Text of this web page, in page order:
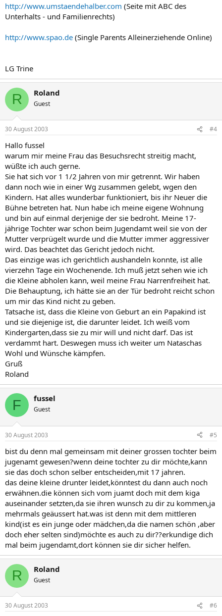
http://www.umstaendehalber.com (Seite mit ABC des
Unterhalts - und Familienrechts)
http://www.spao.de (Single Parents Alleinerziehende Online)
LG Trine
R Roland
Guest
30 August 2003 #4
Hallo fussel
warum mir meine Frau das Besuchsrecht streitig macht,
wüßte ich auch gerne.
Sie hat sich vor 1 1/2 Jahren von mir getrennt. Wir haben
dann noch wie in einer Wg zusammen gelebt, wgen den
Kindern. Hat alles wunderbar funktioniert, bis ihr Neuer die
Bühne betreten hat. Nun habe ich meine eigene Wohnung
und bin auf einmal derjenige der sie bedroht. Meine 17-
jährige Tochter war schon beim Jugendamt weil sie von der
Mutter verprügelt wurde und die Mutter immer aggressiver
wird. Das beachtet das Gericht jedoch nicht.
Das einzige was ich gerichtlich aushandeln konnte, ist alle
vierzehn Tage ein Wochenende. Ich muß jetzt sehen wie ich
die Kleine abholen kann, weil meine Frau Narrenfreiheit hat.
Die Behauptung, ich hätte sie an der Tür bedroht reicht schon
um mir das Kind nicht zu geben.
Tatsache ist, dass die Kleine von Geburt an ein Papakind ist
und sie diejenige ist, die darunter leidet. Ich weiß vom
Kindergarten,dass sie zu mir will und nicht darf. Das ist
verdammt hart. Deswegen muss ich weiter um Nataschas
Wohl und Wünsche kämpfen.
Gruß
Roland
F fussel
Guest
30 August 2003 #5
bist du denn mal gemeinsam mit deiner grossen tochter beim
jugenamt gewesen?wenn deine tochter zu dir möchte,kann
sie das doch schon selber entscheiden,mit 17 jahren.
das deine kleine drunter leidet,könntest du dann auch noch
erwähnen.die können sich vom juamt doch mit dem kiga
auseinander setzten,da sie ihren wunsch zu dir zu kommen,ja
mehrmals geäussert hat.was ist denn mit dem mittleren
kind(ist es ein junge oder mädchen,da die namen schön ,aber
doch eher selten sind)möchte es auch zu dir??erkundige dich
mal beim jugendamt,dort können sie dir sicher helfen.
R Roland
Guest
30 August 2003 #6